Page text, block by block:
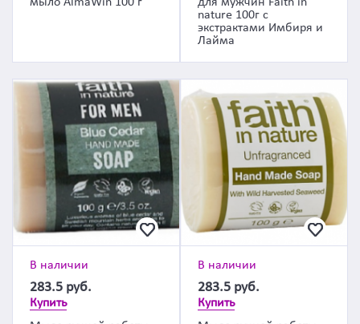
nature 100г с
экстрактами Имбиря и
Лайма
В наличии
283.5 руб.
Купить
В наличии
283.5 руб.
Купить